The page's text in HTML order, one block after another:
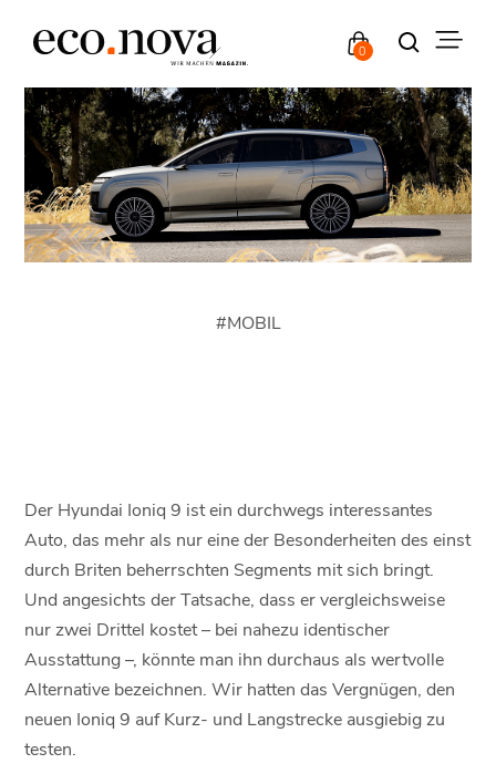
0
#MOBIL
Der Hyundai Ioniq 9 ist ein durchwegs interessantes
Auto, das mehr als nur eine der Besonderheiten des einst
durch Briten beherrschten Segments mit sich bringt.
Und angesichts der Tatsache, dass er vergleichsweise
nur zwei Drittel kostet – bei nahezu identischer
Ausstattung –, könnte man ihn durchaus als wertvolle
Alternative bezeichnen. Wir hatten das Vergnügen, den
neuen Ioniq 9 auf Kurz- und Langstrecke ausgiebig zu
testen.